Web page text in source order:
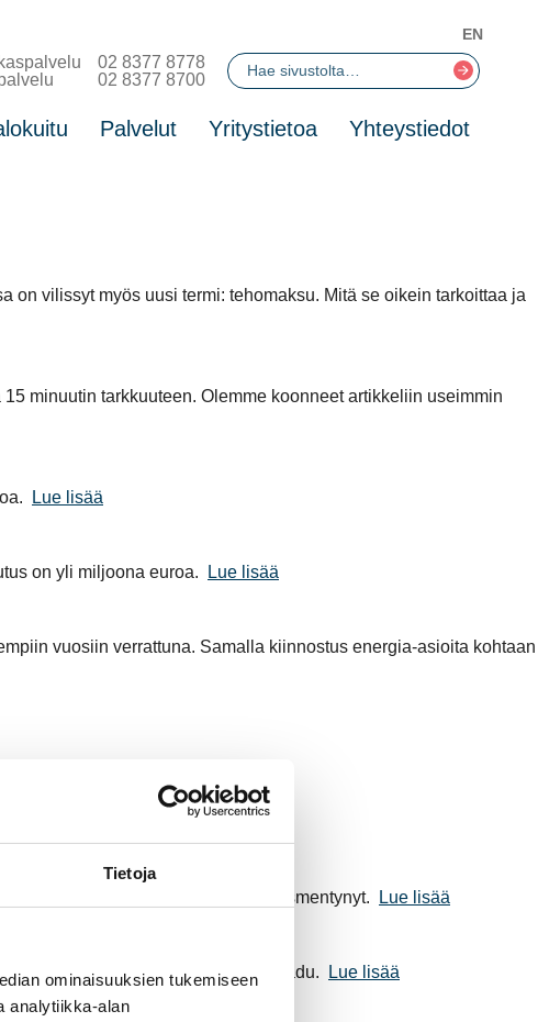
Tietoja
ominaisuuksien tukemiseen
analytiikka-alan
02 8377 8778
02 8377 8700
Palvelut Yritystietoa Yhteystiedot
EN
vilissyt myös uusi termi: tehomaksu. Mitä se oikein tarkoittaa ja
minuutin tarkkuuteen. Olemme koonneet artikkeliin useimmin
Lue lisää
on yli miljoona euroa.
Lue lisää
vuosiin verrattuna. Samalla kiinnostus energia-asioita kohtaan
Alennuksen määrä on nyt täsmentynyt.
Lue lisää
jotta sähköjärjestelmä ei kaadu.
Lue lisää